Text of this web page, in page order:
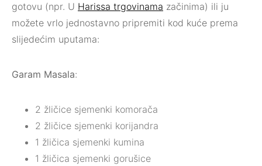
gotovu (npr. U Harissa trgovinama začinima) ili ju
možete vrlo jednostavno pripremiti kod kuće prema
slijedećim uputama:
Garam Masala:
2 žličice sjemenki komorača
2 žličice sjemenki korijandra
1 žličica sjemenki kumina
1 žličica sjemenki gorušice